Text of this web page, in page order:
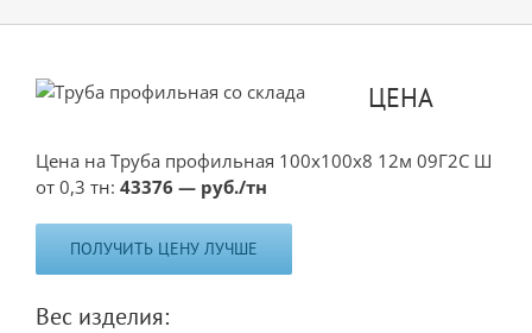
ЦЕНА
Цена на Труба профильная 100х100х8 12м 09Г2С Ш
от 0,3 тн: 43376 — руб./тн
ПОЛУЧИТЬ ЦЕНУ ЛУЧШЕ
Вес изделия: